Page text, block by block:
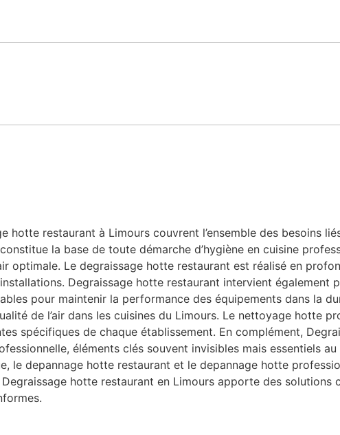
hotte restaurant à Limours couvrent l’ensemble des besoins
la base de toute démarche d’hygiène en cuisine
optimale. Le degraissage hotte restaurant est réalisé en
Degraissage hotte restaurant intervient également
pour maintenir la performance des équipements dans la
de l’air dans les cuisines du Limours. Le nettoyage hotte
spécifiques de chaque établissement. En complément,
éléments clés souvent invisibles mais essentiels
le depannage hotte restaurant et le depannage hotte
hotte restaurant en Limours apporte des